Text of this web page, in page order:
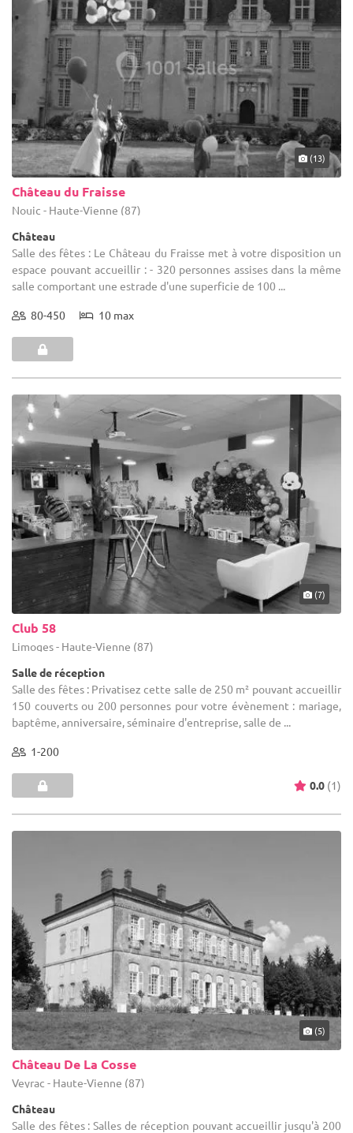
(13)
Château du Fraisse
Nouic - Haute-Vienne (87)
Château
Salle des fêtes : Le Château du Fraisse met à votre disposition un
espace pouvant accueillir : - 320 personnes assises dans la même
salle comportant une estrade d'une superficie de 100 ...
80-450 10 max
(7)
Club 58
Limoges - Haute-Vienne (87)
Salle de réception
Salle des fêtes : Privatisez cette salle de 250 m² pouvant accueillir
150 couverts ou 200 personnes pour votre évènement : mariage,
baptême, anniversaire, séminaire d'entreprise, salle de ...
1-200
0.0 (1)
(5)
Château De La Cosse
Veyrac - Haute-Vienne (87)
Château
Salle des fêtes : Salles de réception pouvant accueillir jusqu'à 200